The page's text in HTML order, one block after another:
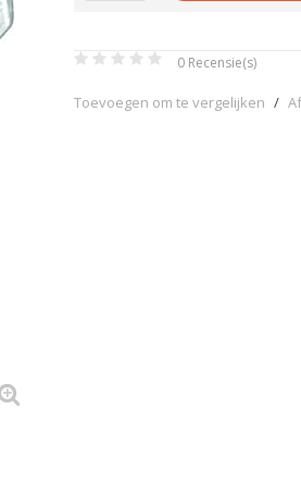
0 Recensie(s)
Toevoegen om te vergelijken /